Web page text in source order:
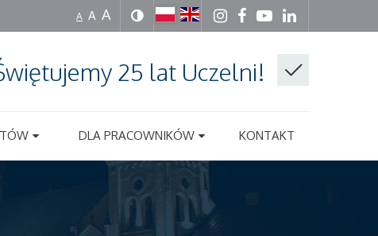
A A A
25 lat Uczelni!
DLA PRACOWNIKÓW KONTAKT